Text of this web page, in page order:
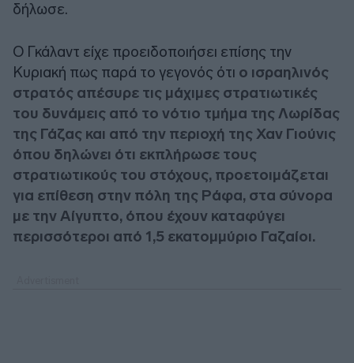
δήλωσε.
Ο Γκάλαντ είχε προειδοποιήσει επίσης την
Κυριακή πως παρά το γεγονός ότι ο ισραηλινός
στρατός απέσυρε τις μάχιμες στρατιωτικές
του δυνάμεις από το νότιο τμήμα της Λωρίδας
της Γάζας και από την περιοχή της Χαν Γιούνις
όπου δηλώνει ότι εκπλήρωσε τους
στρατιωτικούς του στόχους, προετοιμάζεται
για επίθεση στην πόλη της Ράφα, στα σύνορα
με την Αίγυπτο, όπου έχουν καταφύγει
περισσότεροι από 1,5 εκατομμύριο Γαζαίοι.